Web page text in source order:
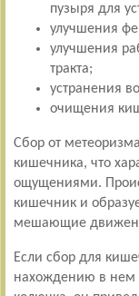
пузыря для
улучшения
улучшения
тракта;
устранения
очищения
Сбор от
кишечника, что
ощущениями.
кишечник и
мешающие
Если сбор для
нахождению в нем